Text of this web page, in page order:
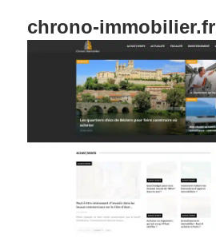
chrono-immobilier.fr